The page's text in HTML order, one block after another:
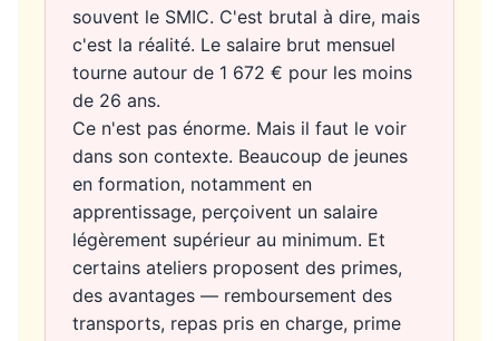
souvent le SMIC. C'est brutal à dire, mais
c'est la réalité. Le salaire brut mensuel
tourne autour de 1 672 € pour les moins
de 26 ans.
Ce n'est pas énorme. Mais il faut le voir
dans son contexte. Beaucoup de jeunes
en formation, notamment en
apprentissage, perçoivent un salaire
légèrement supérieur au minimum. Et
certains ateliers proposent des primes,
des avantages — remboursement des
transports, repas pris en charge, prime